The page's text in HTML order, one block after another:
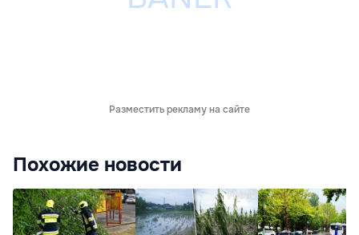
Разместить рекламу на сайте
Похожие новости